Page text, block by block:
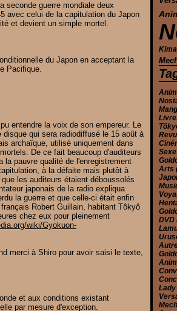
seconde guerre mondiale deux
avec celui de la capitulation du Japon
et devient un simple mortel.
du Japon en acceptant la
Pacifique.
entendre la voix de son empereur. Le
qui sera radiodiffusé le 15 août à
archaïque, utilisé uniquement dans
De ce fait beaucoup d'auditeurs
la pauvre qualité de l'enregistrement
à la défaite mais plutôt à
les auditeurs étaient déboussolés
japonais de la radio expliqua
la guerre et que celle-ci était enfin
Robert Guillain, habitant Tôkyô
chez eux pour pleinement
wiki/Gyokuon-
merci à Shiro pour avoir saisi le texte,
et aux conditions existant
par mesure d'exception.
Sexe
Arts
DVD